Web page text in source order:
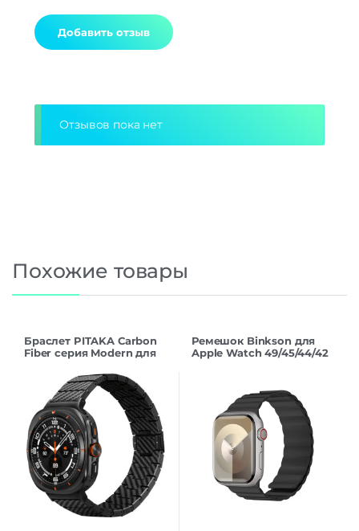
Отзывов пока нет
Похожие товары
Браслет PITAKA Carbon
Fiber серия Modern для
Ultra, Black/Grey
Ремешок Binkson для
Apple Watch 49/45/44/42